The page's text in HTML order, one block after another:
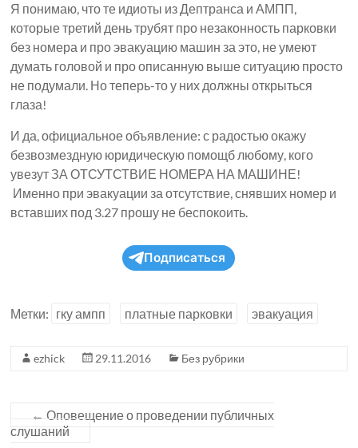
Я понимаю, что те идиоты из Дептранса и АМПП,
которые третий день трубят про незаконность парковки
без номера и про эвакуацию машин за это, не умеют
думать головой и про описанную выше ситуацию просто
не подумали. Но теперь-то у них должны открыться
глаза!
И да, официальное объявление: с радостью окажу
безвозмездную юридическую помощб любому, кого
увезут ЗА ОТСУТСТВИЕ НОМЕРА НА МАШИНЕ!
Именно при эвакуации за отсутствие, снявших номер и
вставших под 3.27 прошу не беспокоить.
Подписаться
Метки: гку ампп платные парковки эвакуация
ezhick 29.11.2016 Без рубрики
← Оповещение о проведении публичных
слушаний